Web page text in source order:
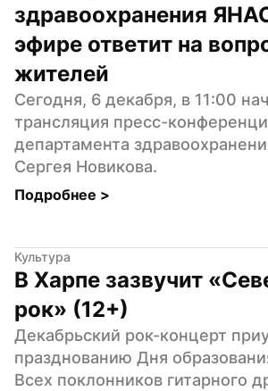
здравоохранения
эфире ответит на
жителей
Сегодня, 6 декабря, в 11:00
трансляция пресс-
департамента
Сергея Новикова.
Подробнее >
Культура
В Харпе зазвучит
рок» (12+)
Декабрьский рок-концерт
празднованию Дня
Всех поклонников гитарного